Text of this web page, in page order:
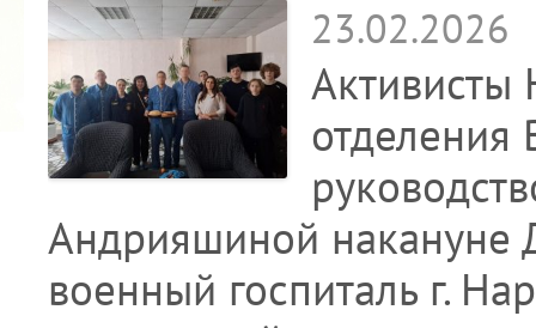
23.02.2026
Активисты
Андрияшиной накануне
военный госпиталь г.